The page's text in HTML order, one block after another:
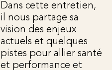
Dans cette entretien,
il nous partage sa
vision des enjeux
actuels et quelques
pistes pour allier santé
et performance et